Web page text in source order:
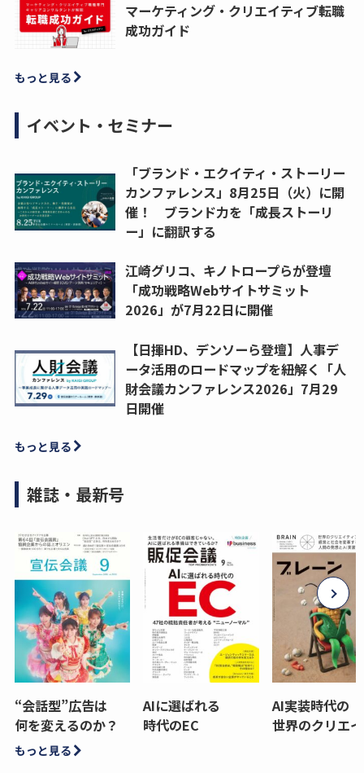
マーケティング・クリエイティブ転職
成功ガイド
もっと見る
イベント・セミナー
「ブランド・エクイティ・ストーリー
カンファレンス」8月25日（火）に開
催！ ブランド力を「成長ストーリ
ー」に翻訳する
江崎グリコ、キノトロープらが登壇
「成功戦略Webサイトサミット
2026」が7月22日に開催
【日揮HD、デンソーら登壇】人事デ
ータ活用のロードマップを紐解く「人
財会議カンファレンス2026」7月29
日開催
もっと見る
雑誌・最新号
“会話型”広告は
何を変えるのか？
AIに選ばれる
時代のEC
AI実装時代の
世界のクリエ
もっと見る